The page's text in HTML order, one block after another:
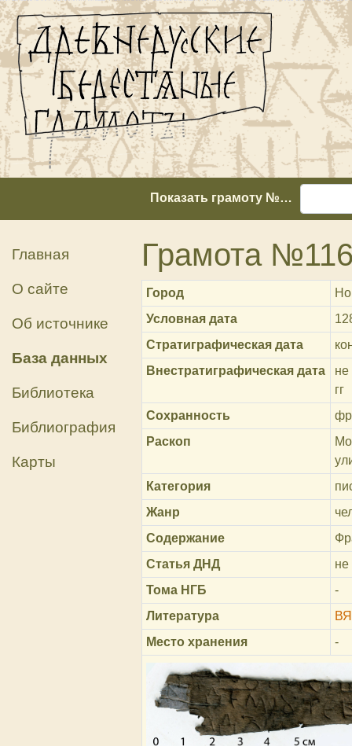
Показать грамоту №…
Главная
О сайте
Об источнике
База данных
Библиотека
Библиография
Карты
Грамота
Город
Условная дата
Стратиграфическая дата
Внестратиграфическая дата
не
гг
Сохранность
Раскоп
Категория
Жанр
Содержание
Статья ДНД
Тома НГБ
-
Литература
Место хранения
-